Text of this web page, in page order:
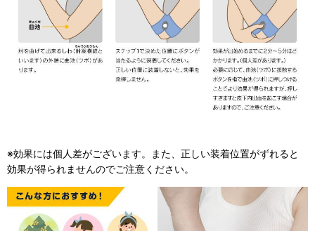
※効果には個人差がございます。また、正しい装着位置がずれると
効果が得られませんのでご注意ください。